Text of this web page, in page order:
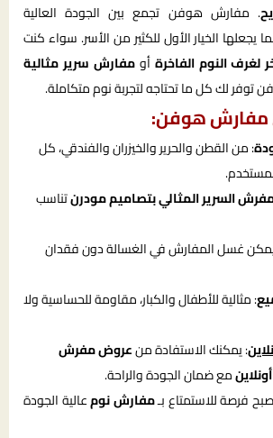
. مفارش هوفن تجمع بين الجودة العالية
يجعلها الخيار الأول للكثير من الأسر. سواء كنت
النوم الفاخرةأومفارش سرير مثالية
توفر لك كل ما تحتاجه لتجربة نوم متكاملة.
مفارش هوفن:
: من القطن والحرير والخيزران والفندقي، كل
السرير المثالي بتصاميم مودرنتناسب
غسل المفارش في الغسالة دون فقدان
: مثالية للأطفال والكبار، مقاومة للحساسية ولا
: يمكنك الاستفادة منعروض مفرش
مع ضمان الجودة والراحة.
فرصة للاستمتاع بـمفارش نومعالية الجودة